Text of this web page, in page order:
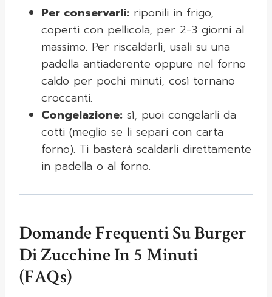
Per conservarli: riponili in frigo,
coperti con pellicola, per 2-3 giorni al
massimo. Per riscaldarli, usali su una
padella antiaderente oppure nel forno
caldo per pochi minuti, così tornano
croccanti.
Congelazione: sì, puoi congelarli da
cotti (meglio se li separi con carta
forno). Ti basterà scaldarli direttamente
in padella o al forno.
Domande Frequenti Su Burger
Di Zucchine In 5 Minuti
(FAQs)